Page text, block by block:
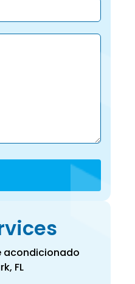
acondicionado
FL